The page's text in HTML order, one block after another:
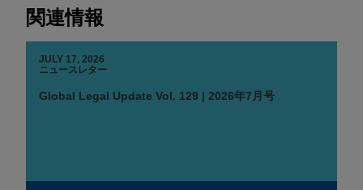
関連情報
JULY 17, 2026
ニュースレター
Global Legal Update Vol. 129 | 2026年7月号